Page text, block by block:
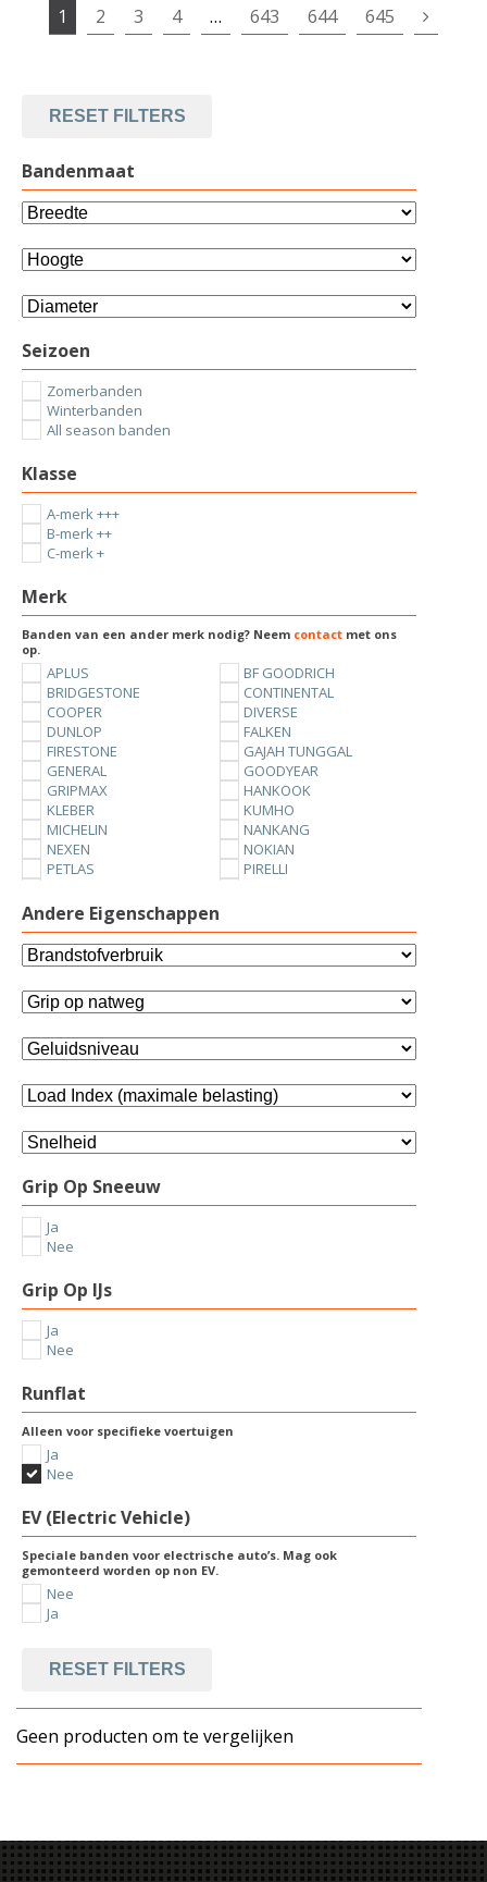
1 2 3 4 … 643 644 645
RESET FILTERS
Bandenmaat
Seizoen
Zomerbanden
Winterbanden
All season banden
Klasse
A-merk +++
B-merk ++
C-merk +
Merk
Banden van een ander merk nodig? Neem contact met ons
op.
APLUS
BF GOODRICH
BRIDGESTONE
CONTINENTAL
COOPER
DIVERSE
DUNLOP
FALKEN
FIRESTONE
GAJAH TUNGGAL
GENERAL
GOODYEAR
GRIPMAX
HANKOOK
KLEBER
KUMHO
MICHELIN
NANKANG
NEXEN
NOKIAN
PETLAS
PIRELLI
UNIROYAL
YOKOHAMA
Andere Eigenschappen
Grip Op Sneeuw
Ja
Nee
Grip Op IJs
Ja
Nee
Runflat
Alleen voor specifieke voertuigen
Ja
Nee
EV (Electric Vehicle)
Speciale banden voor electrische auto’s. Mag ook
gemonteerd worden op non EV.
Nee
Ja
RESET FILTERS
Geen producten om te vergelijken